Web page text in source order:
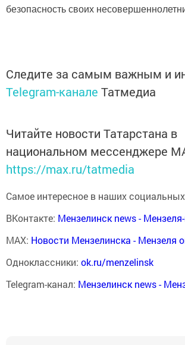
безопасность своих
Следите за самым важным и
Telegram-канале Татмедиа
Читайте новости Татарстана в
национальном мессенджере
https://max.ru/tatmedia
Самое интересное в наших социальных
ВКонтакте: Мензелинск news -
MAX: Новости Мензелинска - Мензеля
Одноклассники: ok.ru/menzelinsk
Telegram-канал: Мензелинск news -